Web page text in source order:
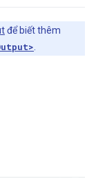
để biết thêm